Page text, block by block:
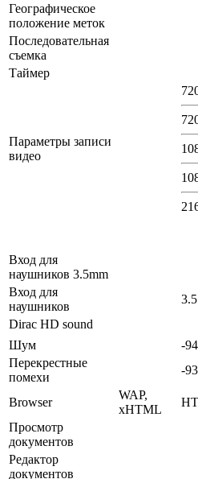
Географическое
положение меток
Последовательная
съемка
Таймер
Параметры записи
видео
Вход для
наушников 3.5mm
Вход для
наушников
Dirac HD sound
Шум
-
Перекрестные
помехи
-
Browser
WAP,
xHTML
Просмотр
документов
Редактор
документов